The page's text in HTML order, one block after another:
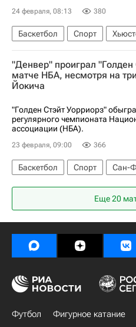
24 февраля, 08:13 380
Баскетбол Спорт
Кевин Дюрэнт
Лаури
Хьюстон Рокетс
Юта Джаз
"Денвер" проиграл "Голден
матче НБА, несмотря на
Йокича
"Голден Стэйт Уорриорз"
регулярного чемпионата
ассоциации (НБА).
23 февраля, 09:00 366
Баскетбол Спорт
Сан-
Никола Йокич
Бостон
Голден Стэйт Уорриорз
Еще 20
Футбол Фигурное катание